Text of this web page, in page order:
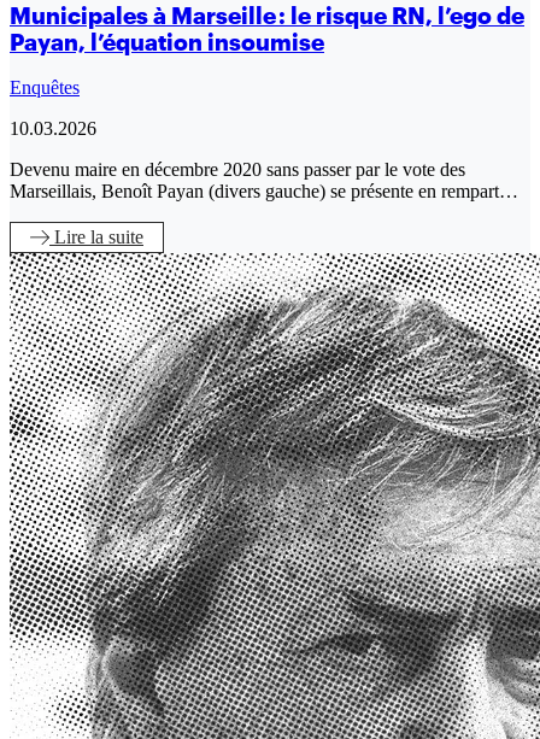
Municipales à Marseille : le risque RN, l’ego de
Payan, l’équation insoumise
Enquêtes
10.03.2026
Devenu maire en décembre 2020 sans passer par le vote des
Marseillais, Benoît Payan (divers gauche) se présente en rempart…
Lire la suite